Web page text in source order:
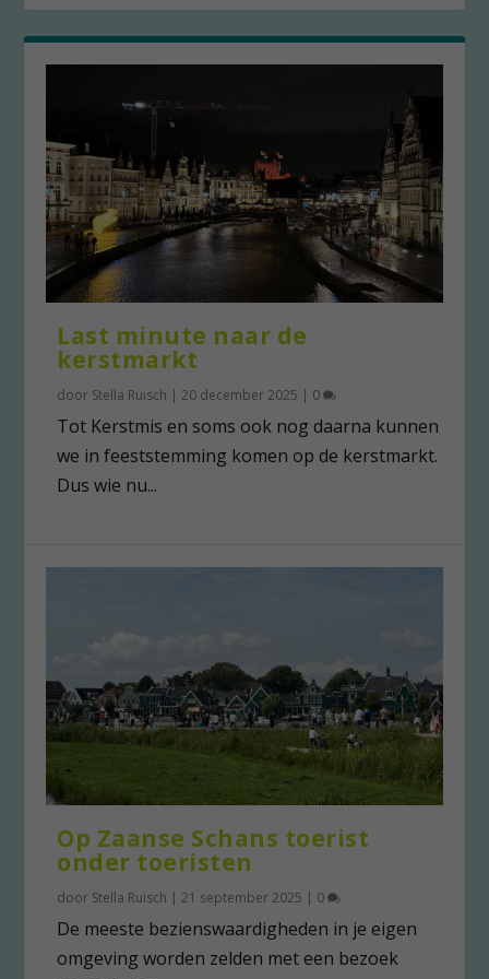
Last minute naar de
kerstmarkt
door Stella Ruisch |20 december 2025 | 0
Tot Kerstmis en soms ook nog daarna kunnen
we in feeststemming komen op de kerstmarkt.
Dus wie nu...
Op Zaanse Schans toerist
onder toeristen
door Stella Ruisch |21 september 2025 | 0
De meeste bezienswaardigheden in je eigen
omgeving worden zelden met een bezoek